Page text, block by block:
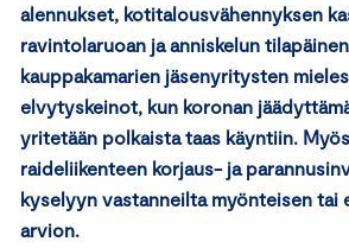
alennukset, kotitalousvähennyksen
ravintolaruoan ja anniskelun
kauppakamarien jäsenyritysten
elvytyskeinot, kun koronan
yritetään polkaista taas käyntiin.
raideliikenteen korjaus- ja
kyselyyn vastanneilta myönteisen tai
arvion.